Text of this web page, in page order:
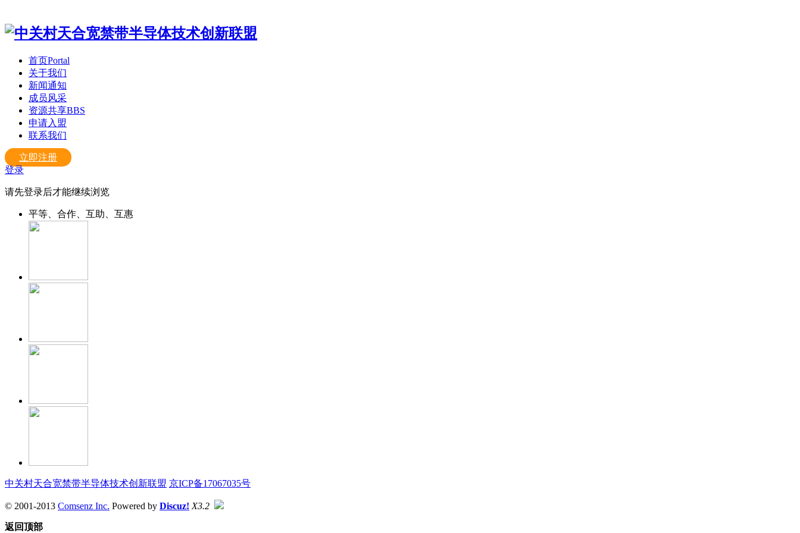
首页Portal
关于我们
新闻通知
成员风采
资源共享BBS
申请入盟
联系我们
立即注册
登录
请先登录后才能继续浏览
平等、合作、互助、互惠
中关村天合宽禁带半导体技术创新联盟 京ICP备17067035号
© 2001-2013 Comsenz Inc. Powered by Discuz! X3.2
返回顶部